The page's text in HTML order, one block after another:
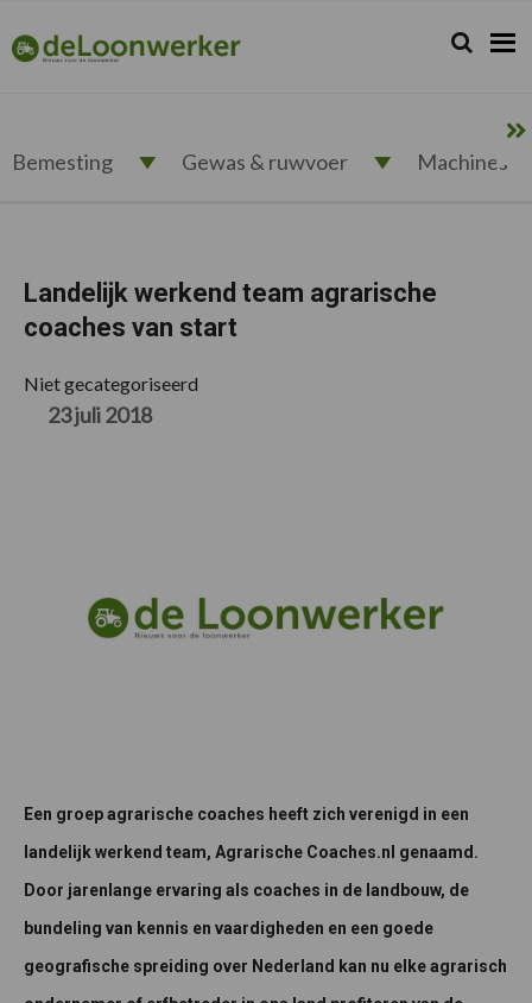
de
hoofdnavigatie
de
hoofd
de
eerste
de
voettekst
deloonwerker.nl Zoeken...
Zoek
Bemesting Gewas & ruwvoer Machines
Landelijk werkend team agrarische
coaches van start
Niet gecategoriseerd
23 juli 2018
Een groep agrarische coaches heeft zich verenigd in een
landelijk werkend team, Agrarische Coaches.nl genaamd.
Door jarenlange ervaring als coaches in de landbouw, de
bundeling van kennis en vaardigheden en een goede
geografische spreiding over Nederland kan nu elke agrarisch